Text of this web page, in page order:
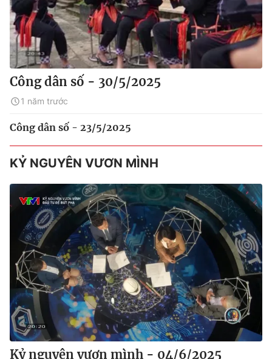
Công dân số - 30/5/2025
1 năm trước
Công dân số - 23/5/2025
KỶ NGUYÊN VƯƠN MÌNH
Kỷ nguyên vươn mình - 04/6/2025